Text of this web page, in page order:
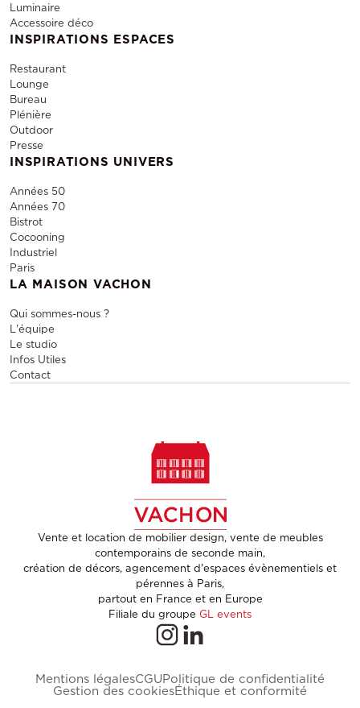
Luminaire
Accessoire déco
INSPIRATIONS ESPACES
Restaurant
Lounge
Bureau
Plénière
Outdoor
Presse
INSPIRATIONS UNIVERS
Années 50
Années 70
Bistrot
Cocooning
Industriel
Paris
LA MAISON VACHON
Qui sommes-nous ?
L'équipe
Le studio
Infos Utiles
Contact
Vente et location de mobilier design, vente de meubles
contemporains de seconde main,
création de décors, agencement d'espaces évènementiels et
pérennes à Paris,
partout en France et en Europe
Filiale du groupe GL events
Mentions légalesCGUPolitique de confidentialité
Gestion des cookiesÉthique et conformité